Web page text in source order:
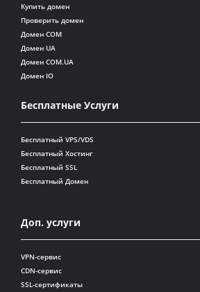
Купить домен
Проверить домен
Домен COM
Домен UA
Домен COM.UA
Домен IO
Бесплатные Услуги
Бесплатный VPS/VDS
Бесплатный Хостинг
Бесплатный SSL
Бесплатный Домен
Доп. услуги
VPN-сервис
CDN-сервис
SSL-сертификаты